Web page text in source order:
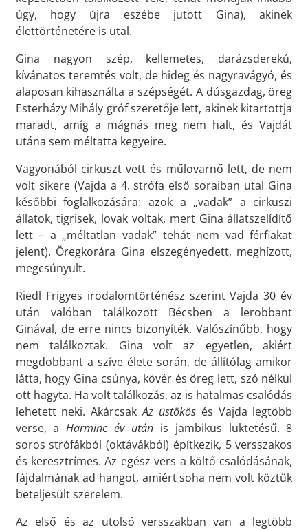
úgy, hogy újra eszébe jutott Gina), akinek
élettörténetére is utal.
Gina nagyon szép, kellemetes, darázsderekú,
kívánatos teremtés volt, de hideg és nagyravágyó, és
alaposan kihasználta a szépségét. A dúsgazdag, öreg
Esterházy Mihály gróf szeretője lett, akinek kitartottja
maradt, amíg a mágnás meg nem halt, és Vajdát
utána sem méltatta kegyeire.
Vagyonából cirkuszt vett és műlovarnő lett, de nem
volt sikere (Vajda a 4. strófa első soraiban utal Gina
későbbi foglalkozására: azok a „vadak” a cirkuszi
állatok, tigrisek, lovak voltak, mert Gina állatszelídítő
lett – a „méltatlan vadak” tehát nem vad férfiakat
jelent). Öregkorára Gina elszegényedett, meghízott,
megcsúnyult.
Riedl Frigyes irodalomtörténész szerint Vajda 30 év
után valóban találkozott Bécsben a lerobbant
Ginával, de erre nincs bizonyíték. Valószínűbb, hogy
nem találkoztak. Gina volt az egyetlen, akiért
megdobbant a szíve élete során, de állítólag amikor
látta, hogy Gina csúnya, kövér és öreg lett, szó nélkül
ott hagyta. Ha volt találkozás, az is hatalmas csalódás
lehetett neki. AkárcsakAz üstökösés Vajda legtöbb
verse, aHarminc év után is jambikus lüktetésű. 8
soros strófákból (oktávákból) építkezik, 5 versszakos
és keresztrímes. Az egész vers a költő csalódásának,
fájdalmának ad hangot, amiért soha nem volt köztük
beteljesült szerelem.
Az első és az utolsó versszakban van a legtöbb